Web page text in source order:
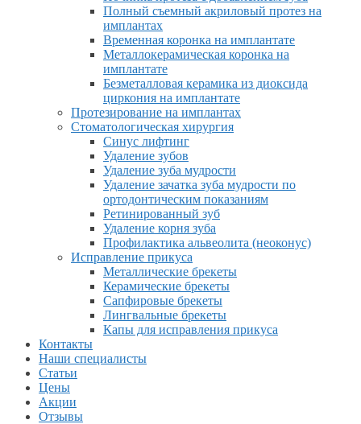
Полный съемный акриловый протез на
имплантах
Временная коронка на имплантате
Металлокерамическая коронка на
имплантате
Безметалловая керамика из диоксида
циркония на имплантате
Протезирование на имплантах
Стоматологическая хирургия
Синус лифтинг
Удаление зубов
Удаление зуба мудрости
Удаление зачатка зуба мудрости по
ортодонтическим показаниям
Ретинированный зуб
Удаление корня зуба
Профилактика альвеолита (неоконус)
Исправление прикуса
Металлические брекеты
Керамические брекеты
Сапфировые брекеты
Лингвальные брекеты
Капы для исправления прикуса
Контакты
Наши специалисты
Статьи
Цены
Акции
Отзывы